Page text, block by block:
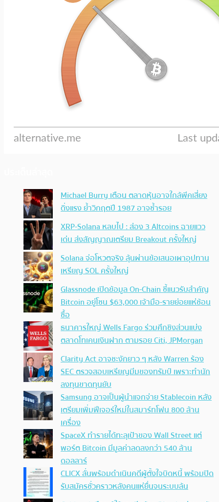
Michael Burry เตือน ตลาดหุ้นอาจใกล้พีคเสี่ยง
ดิ่งแรง ย้ำวิกฤตปี 1987 อาจซ้ำรอย
XRP-Solana หลบไป : ส่อง 3 Altcoins ฉายแวว
เด่น ส่งสัญญาณเตรียม Breakout ครั้งใหญ่
Solana จ่อโหวตจริง ลุ้นผ่านข้อเสนอเผาอุปทาน
เหรียญ SOL ครั้งใหญ่
Glassnode เปิดข้อมูล On-Chain ชี้แนวรับสำคัญ
Bitcoin อยู่โซน $63,000 เจ้ามือ-รายย่อยแห่ช้อน
ซื้อ
ธนาคารใหญ่ Wells Fargo ร่วมศึกชิงส่วนแบ่ง
ตลาดโทเคนเงินฝาก ตามรอย Citi, JPMorgan
Clarity Act อาจชะงักยาว ๆ หลัง Warren ร้อง
SEC ตรวจสอบเหรียญมีมของทรัมป์ เพราะทำนัก
ลงทุนขาดทุนยับ
Samsung อาจเป็นผู้นำแจกจ่าย Stablecoin หลัง
เตรียมเพิ่มฟีเจอร์ใหม่ในสมาร์ทโฟน 800 ล้าน
เครื่อง
SpaceX ทำรายได้ทะลุเป้าของ Wall Street แต่
พอร์ต Bitcoin มีมูลค่าลดลงกว่า 540 ล้าน
ดอลลาร์
CLICX ลั่นพร้อมดำเนินคดีผู้ตั้งใจบิดหนี้ พร้อมปิด
รับสมัครชั่วคราวหลังคนแห่ยื่นจนระบบล้น